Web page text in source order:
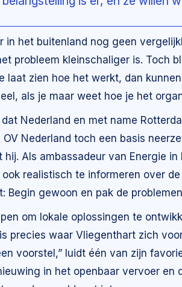
in het buitenland nog geen
probleem kleinschaliger is. Toch
laat zien hoe het werkt, dan
als je maar weet hoe je het
Nederland en met name
OV Nederland toch een basis
hij. Als ambassadeur van Energie
realistisch te informeren over
Begin gewoon en pak de
om lokale oplossingen te
precies waar Vliegenthart zich
voorstel,” luidt één van zijn
in het openbaar vervoer en